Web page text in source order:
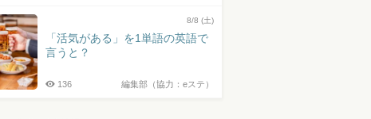
8/8 (土)
「活気がある」を1単語の英語で
言うと？
編集部（協力：eステ）
136